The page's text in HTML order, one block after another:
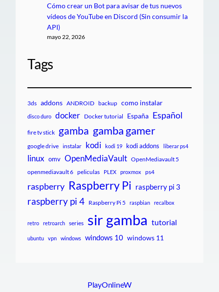
Cómo crear un Bot para avisar de tus nuevos
vídeos de YouTube en Discord (Sin consumir la
API)
mayo 22, 2026
Tags
3ds addons ANDROID backup como instalar
disco duro docker Docker tutorial España Español
fire tv stick gamba gamba gamer
google drive instalar kodi kodi 19 kodi addons liberar ps4
linux omv OpenMediaVault OpenMediavault 5
openmediavault 6 peliculas PLEX proxmox ps4
raspberry Raspberry Pi raspberry pi 3
raspberry pi 4 Raspberry Pi 5 raspbian recalbox
retro retroarch series sir gamba tutorial
ubuntu vpn windows windows 10 windows 11
PlayOnlineW